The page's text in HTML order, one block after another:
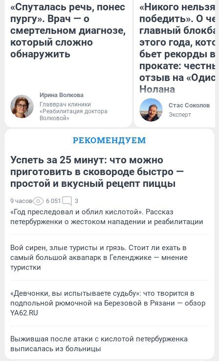
«Спуталась речь, понес
пургу». Врач — о
смертельном диагнозе,
который сложно
обнаружить
Ирина Волкова
Главврач клиники
«Реабилитация доктора
Волковой»
«Никого нельзя
победить». О
главный
этого года,
бьет рекорды в
прокате:
отзыв на
Нолана
Стас Соколов
Эксперт
РЕКОМЕНДУЕМ
Успеть за 25 минут: что можно
приготовить в сковороде быстро —
простой и вкусный рецепт пиццы
9 часов 6 051 3
«Год преследовал и облил кислотой». Рассказ
петербурженки о жестоком нападении и реабилитации
Вой сирен, злые туристы и грязь. Стоит ли ехать в
самый большой аквапарк в Геленджике — мнение
туристки
«Девчонки, вы испытываете судьбу»: что творится в
подпольной рюмочной на Березовой в Рязани — обзор
YA62.RU
Выжившая после атаки с кислотой петербурженка
выписалась из больницы